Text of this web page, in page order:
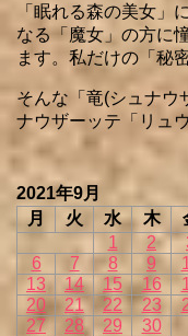
「眠れる森の美女」
なる「魔女」の方に
ます。私だけの「秘
そんな「竜(シュナウ
ナウザーッテ「リュ
2021年9月
月
火 水 木
1
2
6
7 8 9
13
14 15 16
20
21 22 23
27
28 29
30